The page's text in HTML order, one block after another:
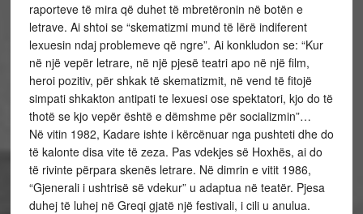
raporteve të mira që duhet të mbretëronin në botën e
letrave. Ai shtoi se “skematizmi mund të lërë indiferent
lexuesin ndaj problemeve që ngre”. Ai konkludon se: “Kur
në një vepër letrare, në një pjesë teatri apo në një film,
heroi pozitiv, për shkak të skematizmit, në vend të fitojë
simpati shkakton antipati te lexuesi ose spektatori, kjo do të
thotë se kjo vepër është e dëmshme për socializmin”…
Në vitin 1982, Kadare ishte i kërcënuar nga pushteti dhe do
të kalonte disa vite të zeza. Pas vdekjes së Hoxhës, ai do
të rivinte përpara skenës letrare. Në dimrin e vitit 1986,
“Gjenerali i ushtrisë së vdekur” u adaptua në teatër. Pjesa
duhej të luhej në Greqi gjatë një festivali, i cili u anulua.